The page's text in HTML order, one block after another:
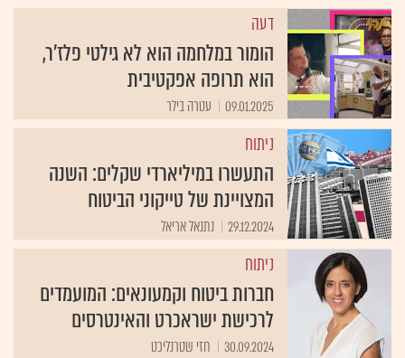
דעה
הומור במלחמה הוא לא גילטי פלז'ר,
הוא תרופה אפקטיבית
09.01.2025 עטרה בילר
ניתוח
התעשרו במיליארדי שקלים: השנה
המצויינת של טייקוני הביטוח
29.12.2024 נתנאל אריאל
ניתוח
חברות ביטוח וקמעונאים: המועמדים
לרכישת ישראכרט והאינטרסים
30.09.2024 חזי שטרנליכט